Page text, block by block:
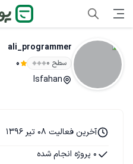
ali_programmer
سطح ۰ 0
Isfahan
آخرین فعالیت 08 تیر 1396
0 پروژه انجام شده